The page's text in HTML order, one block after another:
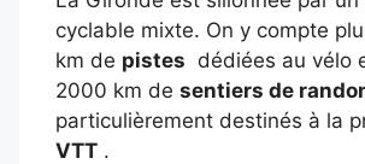
cyclable mixte. On y compte
km de pistes dédiées au vélo
2000 km de sentiers de
particulièrement destinés à la
VTT .